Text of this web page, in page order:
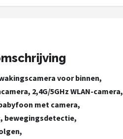
voor binnen,
2,4G/5GHz WLAN-camera,
met camera,
bewegingsdetectie,